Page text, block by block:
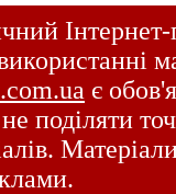
є
поділяти